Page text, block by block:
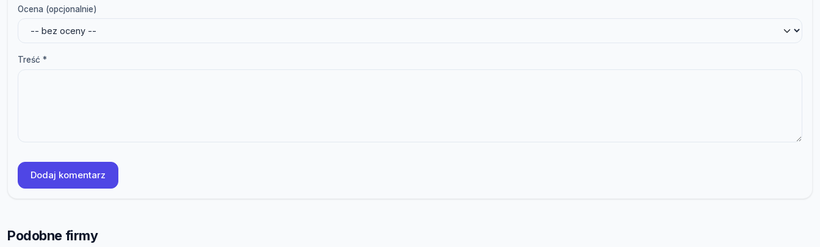
Ocena (opcjonalnie)
Treść *
Dodaj komentarz
Podobne firmy